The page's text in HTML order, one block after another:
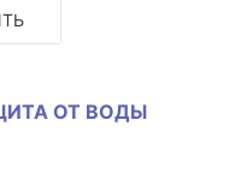
ОТ ВОДЫ